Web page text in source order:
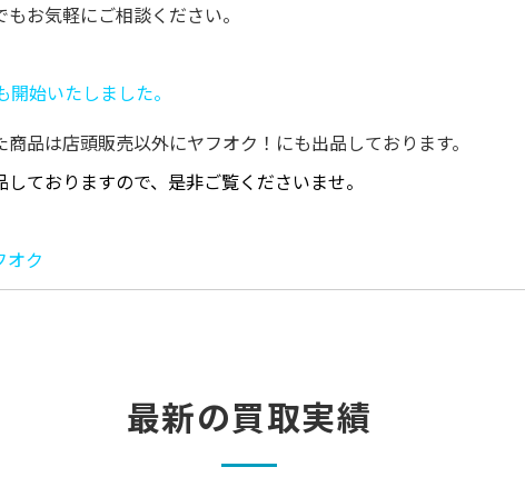
お気軽にご相談ください。
開始いたしました。
品は店頭販売以外にヤフオク！にも出品しております。
ておりますので、是非ご覧くださいませ。
オク
最新の買取実績